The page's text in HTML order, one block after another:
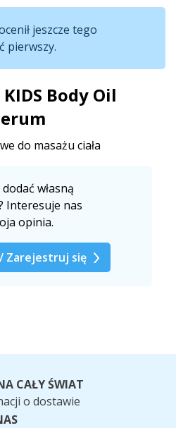
jeszcze tego
pierwszy.
KIDS Body Oil
do masażu ciała
własną
Interesuje nas
opinia.
Zarejestruj się
CAŁY ŚWIAT
o dostawie